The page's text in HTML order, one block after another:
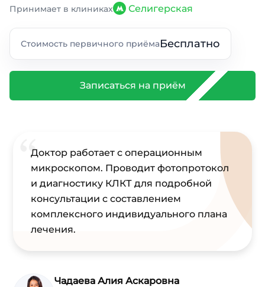
Принимает в клиниках Селигерская
Стоимость первичного приёмаБесплатно
Записаться на приём
Доктор работает с операционным
микроскопом. Проводит фотопротокол
и диагностику КЛКТ для подробной
консультации c составлением
комплексного индивидуального плана
лечения.
Чадаева Алия Аскаровна